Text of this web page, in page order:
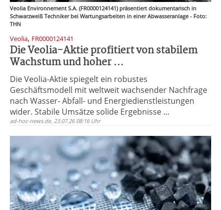
Veolia Environnement S.A. (FR0000124141) präsentiert dokumentarisch in
Schwarzweiß Techniker bei Wartungsarbeiten in einer Abwasseranlage - Foto:
THN
Veolia, FR0000124141
Die Veolia-Aktie profitiert von stabilem
Wachstum und hoher ...
Die Veolia-Aktie spiegelt ein robustes
Geschäftsmodell mit weltweit wachsender Nachfrage
nach Wasser- Abfall- und Energiedienstleistungen
wider. Stabile Umsätze solide Ergebnisse ...
ad-hoc-news.de, 23.07.26 08:16 Uhr